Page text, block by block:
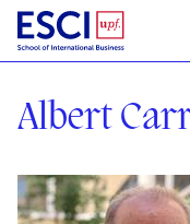
Profesor
Albert